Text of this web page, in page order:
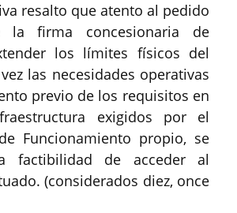
resalto que atento al pedido
la firma concesionaria de
los límites físicos del
las necesidades operativas
previo de los requisitos en
exigidos por el
Funcionamiento propio, se
factibilidad de acceder al
(considerados diez, once